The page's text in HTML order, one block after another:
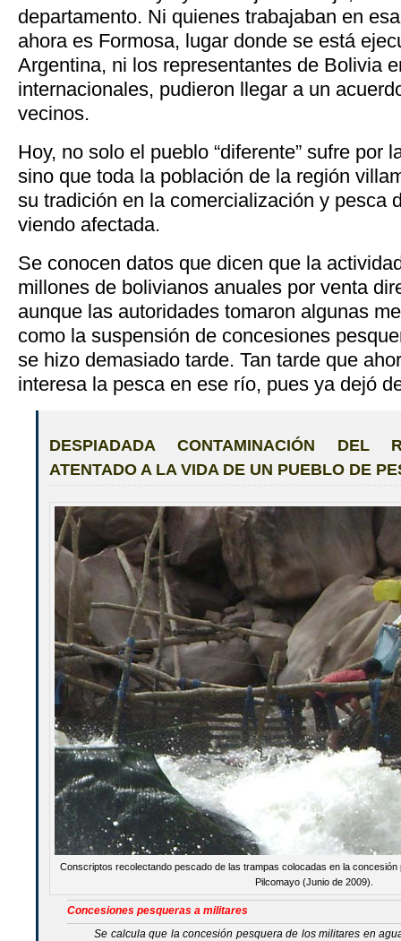
departamento. Ni quienes trabajaban en
ahora es Formosa, lugar donde se está
Argentina, ni los representantes de Bolivia
internacionales, pudieron llegar a un
vecinos.
Hoy, no solo el pueblo “diferente” sufre por
sino que toda la población de la región
su tradición en la comercialización y pesca
viendo afectada.
Se conocen datos que dicen que la
millones de bolivianos anuales por venta
aunque las autoridades tomaron algunas
como la suspensión de concesiones
se hizo demasiado tarde. Tan tarde que
interesa la pesca en ese río, pues ya dejó
DESPIADADA CONTAMINACIÓN
ATENTADO A LA VIDA DE UN PUEBLO DE
Conscriptos recolectando pescado de las trampas colocadas en la
Pilcomayo (Junio de 2009).
Concesiones pesqueras a militares
Se calcula que la concesión pesquera de los militares en